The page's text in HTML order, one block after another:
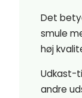
Det
smule
høj
Udkast-
andre